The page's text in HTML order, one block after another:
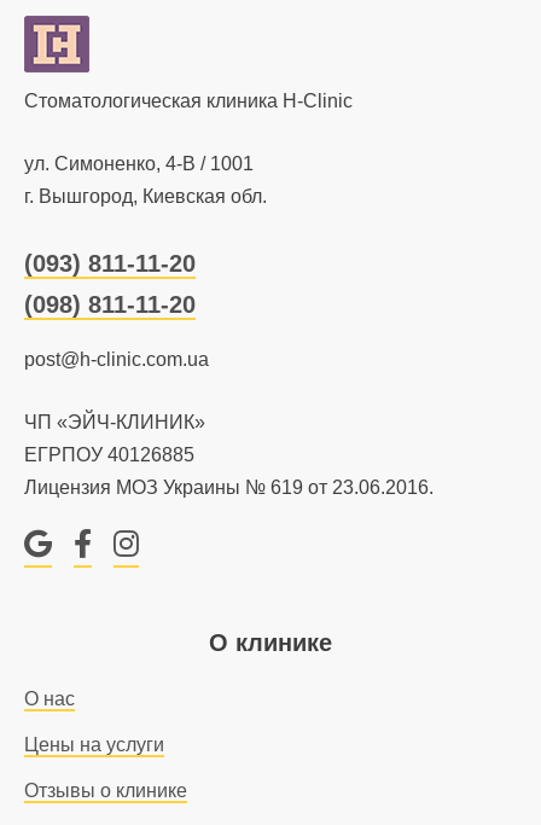
Стоматологическая клиника H-Clinic
ул. Симоненко, 4-В / 1001
г. Вышгород, Киевская обл.
(093) 811-11-20
(098) 811-11-20
post@h-clinic.com.ua
ЧП «ЭЙЧ-КЛИНИК»
ЕГРПОУ 40126885
Лицензия МОЗ Украины № 619 от 23.06.2016.
О клинике
О нас
Цены на услуги
Отзывы о клинике